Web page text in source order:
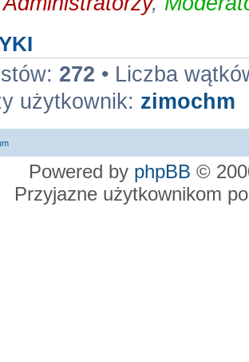
272 • Liczba
użytkownik: zimochm
Powered by phpBB ©
Przyjazne użytkownikom